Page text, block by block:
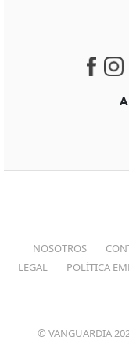
NOSOTROS
LEGAL
POLÍTICA
© VANGUARDIA